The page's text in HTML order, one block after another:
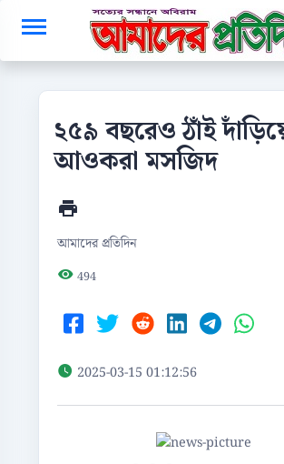
২৫৯ বছরেও ঠাঁই
আওকরা মসজিদ
আমাদের প্রতিদিন
494
2025-03-15 01:12:56